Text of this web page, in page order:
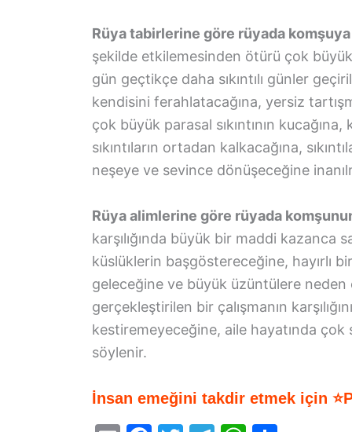
Rüya tabirlerine göre rüyada
şekilde etkilemesinden ötürü çok
gün geçtikçe daha sıkıntılı günler
kendisini ferahlatacağına, yersiz
çok büyük parasal sıkıntının
sıkıntıların ortadan kalkacağına,
neşeye ve sevince dönüşeceğine
Rüya alimlerine göre rüyada
karşılığında büyük bir maddi kazanca
küslüklerin başgöstereceğine, hayırlı
geleceğine ve büyük üzüntülere
gerçekleştirilen bir çalışmanın
kestiremeyeceğine, aile hayatında
söylenir.
İnsan emeğini takdir etmek için